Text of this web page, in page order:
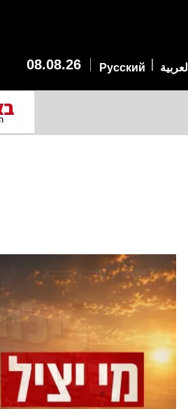
08.08.26 العربية Русский